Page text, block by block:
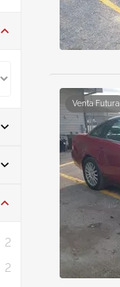
12
2
2
Venta Futura